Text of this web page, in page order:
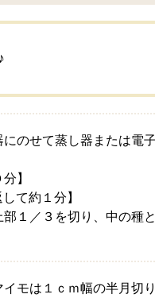
のせて蒸し器または電
】
て約１分】
１／３を切り、中の種
モは１ｃｍ幅の半月切